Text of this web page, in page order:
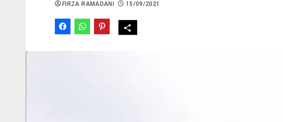
FIRZA RAMADANI 15/09/2021